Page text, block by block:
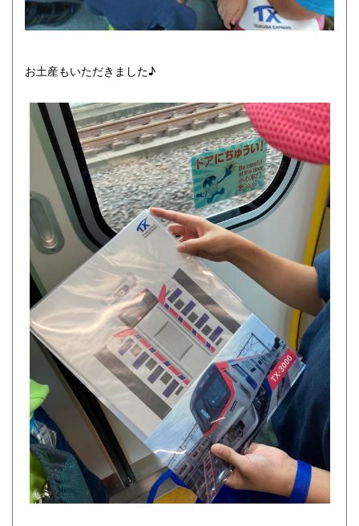
お土産もいただきました♪